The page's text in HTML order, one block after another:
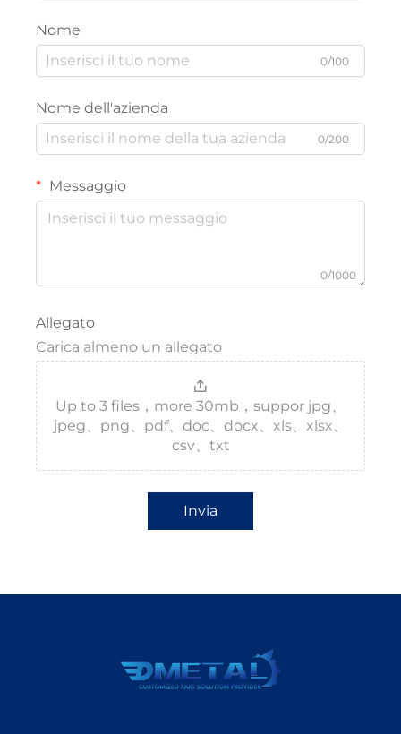
Nome
0/100
Nome dell'azienda
0/200
Messaggio
0/1000
Allegato
Carica almeno un allegato
Up to 3 files，more 30mb，suppor jpg、
jpeg、png、pdf、doc、docx、xls、xlsx、
csv、txt
Invia